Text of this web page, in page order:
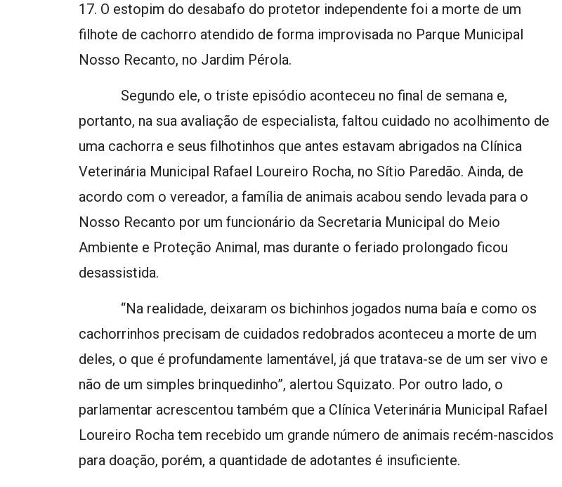
17. O estopim do desabafo do protetor independente foi a morte de um
filhote de cachorro atendido de forma improvisada no Parque Municipal
Nosso Recanto, no Jardim Pérola.
Segundo ele, o triste episódio aconteceu no final de semana e,
portanto, na sua avaliação de especialista, faltou cuidado no acolhimento de
uma cachorra e seus filhotinhos que antes estavam abrigados na Clínica
Veterinária Municipal Rafael Loureiro Rocha, no Sítio Paredão. Ainda, de
acordo com o vereador, a família de animais acabou sendo levada para o
Nosso Recanto por um funcionário da Secretaria Municipal do Meio
Ambiente e Proteção Animal, mas durante o feriado prolongado ficou
desassistida.
“Na realidade, deixaram os bichinhos jogados numa baía e como os
cachorrinhos precisam de cuidados redobrados aconteceu a morte de um
deles, o que é profundamente lamentável, já que tratava-se de um ser vivo e
não de um simples brinquedinho”, alertou Squizato. Por outro lado, o
parlamentar acrescentou também que a Clínica Veterinária Municipal Rafael
Loureiro Rocha tem recebido um grande número de animais recém-nascidos
para doação, porém, a quantidade de adotantes é insuficiente.